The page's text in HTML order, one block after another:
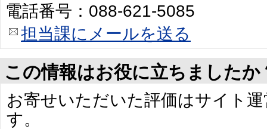
電話番号：088-621-5085
担当課にメールを送る
この情報はお役に立ちましたか
お寄せいただいた評価はサイト
す。